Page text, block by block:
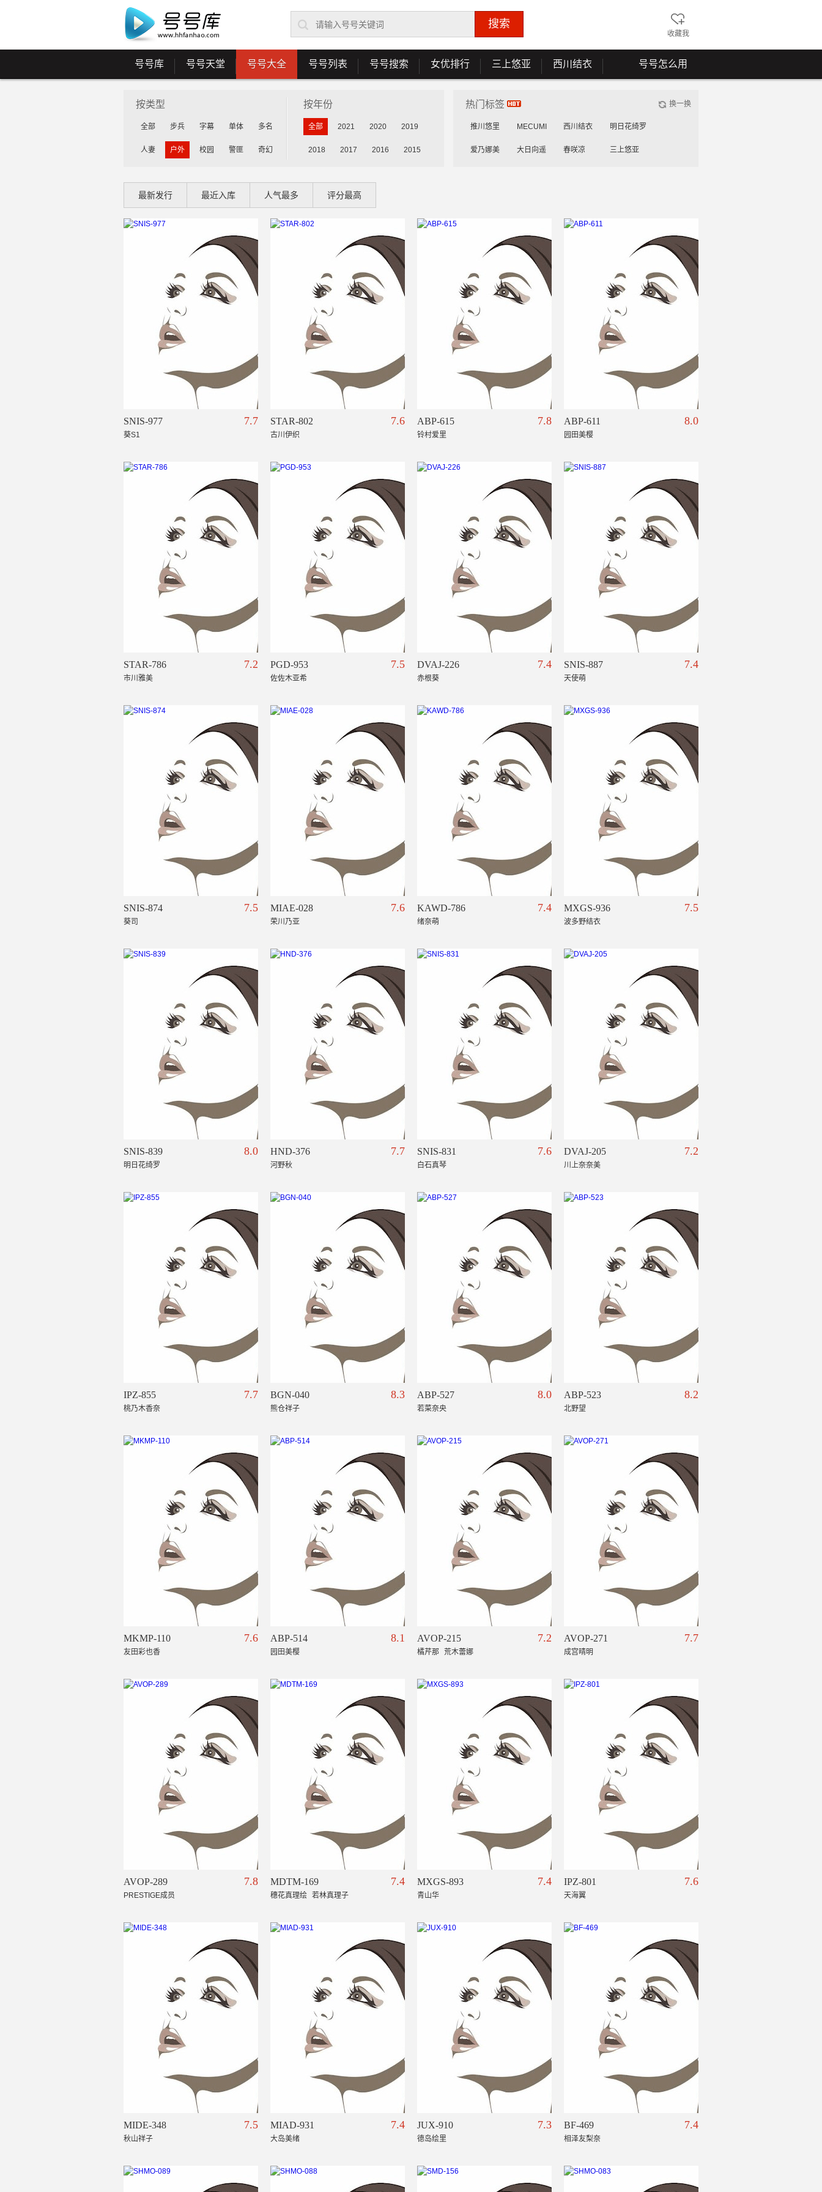
收藏我
号号库 号号天堂 号号大全 号号列表 号号搜索 女优排行 三上悠亚 西川结衣 号号怎么用
按类型
全部 步兵 字幕 单体 多名
人妻 户外 校园 警匪 奇幻
按年份
全部 2021 2020 2019
2018 2017 2016 2015
热门标签 换一换
推川悠里 MECUMI 西川结衣 明日花绮罗
爱乃娜美 大日向遥 春咲凉 三上悠亚
最新发行 最近入库 人气最多 评分最高
SNIS-977 7.7
葵S1
STAR-802 7.6
古川伊织
ABP-615 7.8
铃村爱里
ABP-611 8.0
园田美樱
STAR-786 7.2
市川雅美
PGD-953 7.5
佐佐木亚希
DVAJ-226 7.4
赤根葵
SNIS-887 7.4
天使萌
SNIS-874 7.5
葵司
MIAE-028 7.6
荣川乃亚
KAWD-786 7.4
绪奈萌
MXGS-936 7.5
波多野结衣
SNIS-839 8.0
明日花绮罗
HND-376 7.7
河野秋
SNIS-831 7.6
白石真琴
DVAJ-205 7.2
川上奈奈美
IPZ-855 7.7
桃乃木香奈
BGN-040 8.3
熊仓祥子
ABP-527 8.0
若菜奈央
ABP-523 8.2
北野望
MKMP-110 7.6
友田彩也香
ABP-514 8.1
园田美樱
AVOP-215 7.2
橘芹那 荒木蕾娜
AVOP-271 7.7
成宫晴明
AVOP-289 7.8
PRESTIGE成员
MDTM-169 7.4
穗花真理绘 若林真理子
MXGS-893 7.4
青山华
IPZ-801 7.6
天海翼
MIDE-348 7.5
秋山祥子
MIAD-931 7.4
大岛美绪
JUX-910 7.3
德岛绘里
BF-469 7.4
相泽友梨奈